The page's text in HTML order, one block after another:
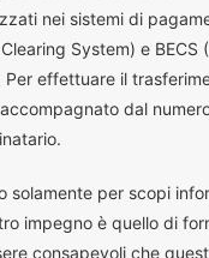
nei sistemi di
System) e BECS
Per effettuare il
dal
solamente per scopi
impegno è quello di
consapevoli che